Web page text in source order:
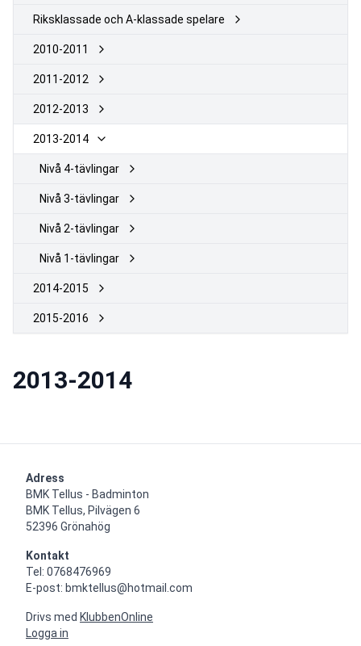
Riksklassade och A-klassade spelare
2010-2011
2011-2012
2012-2013
2013-2014
Nivå 4-tävlingar
Nivå 3-tävlingar
Nivå 2-tävlingar
Nivå 1-tävlingar
2014-2015
2015-2016
2013-2014
Adress
BMK Tellus - Badminton
BMK Tellus, Pilvägen 6
52396 Grönahög
Kontakt
Tel: 0768476969
E-post: bmktellus@hotmail.com
Drivs med KlubbenOnline
Logga in